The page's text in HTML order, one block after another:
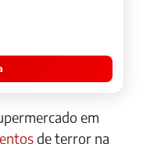
de terror na